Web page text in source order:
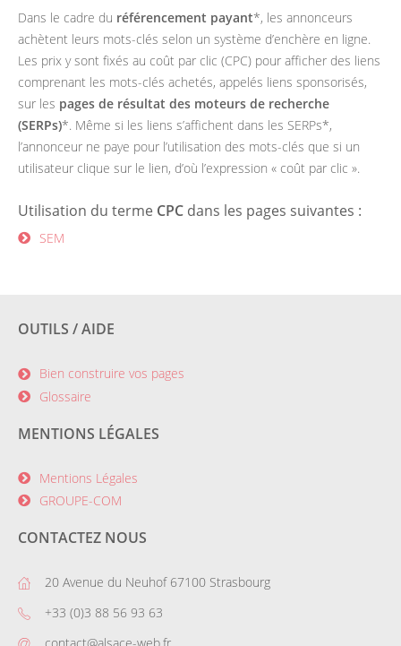
Dans le cadre du référencement payant*, les annonceurs
achètent leurs mots-clés selon un système d’enchère en ligne.
Les prix y sont fixés au coût par clic (CPC) pour afficher des liens
comprenant les mots-clés achetés, appelés liens sponsorisés,
sur les pages de résultat des moteurs de recherche
(SERPs)*. Même si les liens s’affichent dans les SERPs*,
l’annonceur ne paye pour l’utilisation des mots-clés que si un
utilisateur clique sur le lien, d’où l’expression « coût par clic ».
Utilisation du terme CPC dans les pages suivantes :
SEM
OUTILS / AIDE
Bien construire vos pages
Glossaire
MENTIONS LÉGALES
Mentions Légales
GROUPE-COM
CONTACTEZ NOUS
20 Avenue du Neuhof 67100 Strasbourg
+33 (0)3 88 56 93 63